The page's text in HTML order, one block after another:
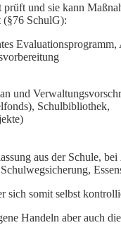
und sie kann
(§76 SchulG):
und
Schulbibliothek,
aus der Schule,
sich somit selbst
Handeln aber auch